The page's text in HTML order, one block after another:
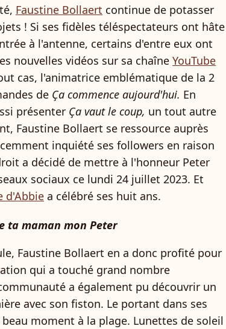
Faustine Bollaert continue de potasser
! Si ses fidèles téléspectateurs ont hâte
à l'antenne, certains d'entre eux ont
nouvelles vidéos sur sa chaîne YouTube
cas, l'animatrice emblématique de la 2
de Ça commence aujourd'hui. En
présenter Ça vaut le coup, un tout autre
Faustine Bollaert se ressource auprès
inquiété ses followers en raison
a décidé de mettre à l'honneur Peter
sociaux ce lundi 24 juillet 2023. Et
d'Abbie a célébré ses huit ans.
ta maman mon Peter
Faustine Bollaert en a donc profité pour
qui a touché grand nombre
a également pu découvrir un
avec son fiston. Le portant dans ses
moment à la plage. Lunettes de soleil